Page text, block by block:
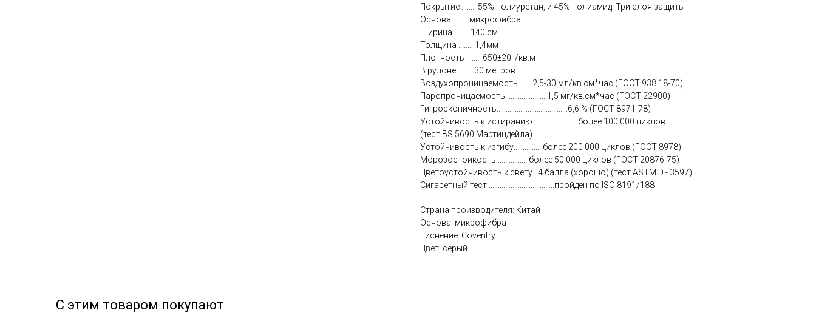
Покрытие ........ 55% полиуретан, и 45% полиамид. Три слоя защиты
Основа ........ микрофибра
Ширина ........ 140 см
Толщина ........ 1,4мм
Плотность ........ 650±20г/кв.м
В рулоне ........ 30 метров
Воздухопроницаемость........2,5-30 мл/кв.см*час (ГОСТ 938.18-70)
Паропроницаемость.......................1,5 мг/кв.см*час (ГОСТ 22900)
Гигроскопичность.......................................6,6 % (ГОСТ 8971-78)
Устойчивость к истиранию.........................более 100 000 циклов
(тест BS 5690 Мартиндейла)
Устойчивость к изгибу................более 200 000 циклов (ГОСТ 8978)
Морозостойкость..................более 50 000 циклов (ГОСТ 20876-75)
Цветоустойчивость к свету ..4 балла (хорошо) (тест ASTM D - 3597)
Сигаретный тест.....................................пройден по ISO 8191/188
Страна производителя: Китай
Основа: микрофибра
Тиснение: Coventry
Цвет: серый
С этим товаром покупают